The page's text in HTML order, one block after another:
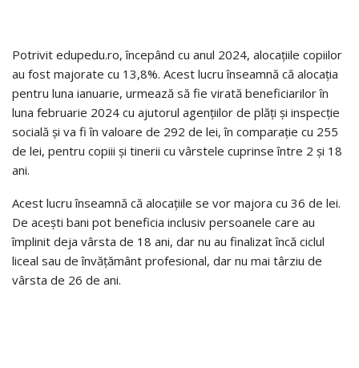
Potrivit edupedu.ro, începând cu anul 2024, alocațiile copiilor
au fost majorate cu 13,8%. Acest lucru înseamnă că alocația
pentru luna ianuarie, urmează să fie virată beneficiarilor în
luna februarie 2024 cu ajutorul agențiilor de plăți și inspecție
socială și va fi în valoare de 292 de lei, în comparație cu 255
de lei, pentru copiii și tinerii cu vârstele cuprinse între 2 și 18
ani.
Acest lucru înseamnă că alocațiile se vor majora cu 36 de lei.
De acești bani pot beneficia inclusiv persoanele care au
împlinit deja vârsta de 18 ani, dar nu au finalizat încă ciclul
liceal sau de învățământ profesional, dar nu mai târziu de
vârsta de 26 de ani.